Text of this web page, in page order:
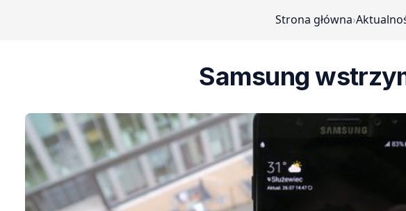
Strona główna›
Samsung